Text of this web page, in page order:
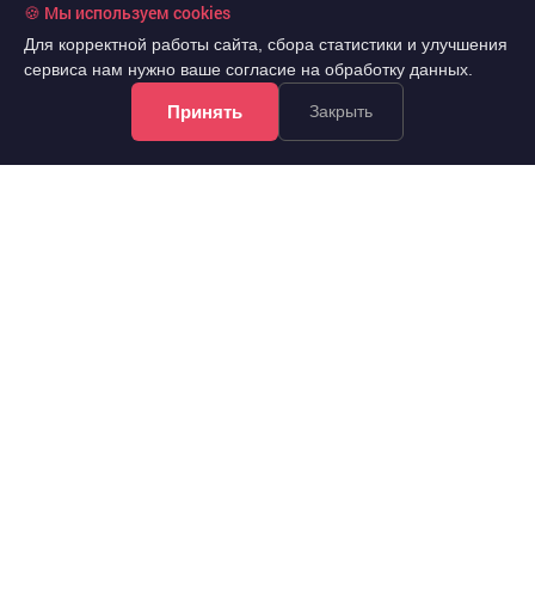
🍪 Мы используем cookies
Для корректной работы сайта, сбора статистики и улучшения
сервиса нам нужно ваше согласие на обработку данных.
Принять Закрыть